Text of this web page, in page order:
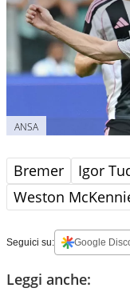
ANSA
Bremer Igor
Weston
Seguici su: Google
Leggi anche: